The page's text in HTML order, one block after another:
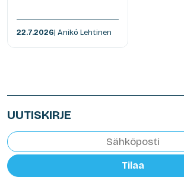
22.7.2026| Anikó Lehtinen
UUTISKIRJE
Tilaa